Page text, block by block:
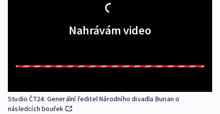
Nahrávám video
Studio ČT24: Generální ředitel Národního divadla Burian o
následcích bouřek